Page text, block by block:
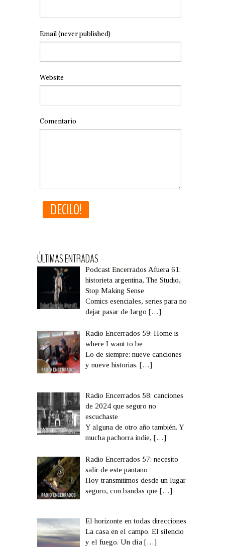
Email(never published)
Website
Comentario
ÚLTIMAS ENTRADAS
Podcast Encerrados Afuera 61:
historieta argentina, The Studio,
Stop Making Sense
Comics esenciales, series para no
dejar pasar de largo[…]
Radio Encerrados 59: Home is
where I want to be
Lo de siempre: nueve canciones
y nueve historias.[…]
Radio Encerrados 58: canciones
de 2024 que seguro no
escuchaste
Y alguna de otro año también. Y
mucha pachorra indie,[…]
Radio Encerrados 57: necesito
salir de este pantano
Hoy transmitimos desde un lugar
seguro, con bandas que[…]
El horizonte en todas direcciones
La casa en el campo. El silencio
y el fuego. Un día[…]